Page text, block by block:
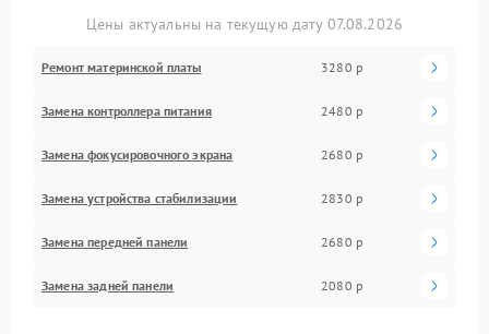
Цены актуальны на текущую дату 07.08.2026
Ремонт материнской платы 3280 р
Замена контроллера питания 2480 р
Замена фокусировочного экрана 2680 р
Замена устройства стабилизации 2830 р
Замена передней панели 2680 р
Замена задней панели 2080 р